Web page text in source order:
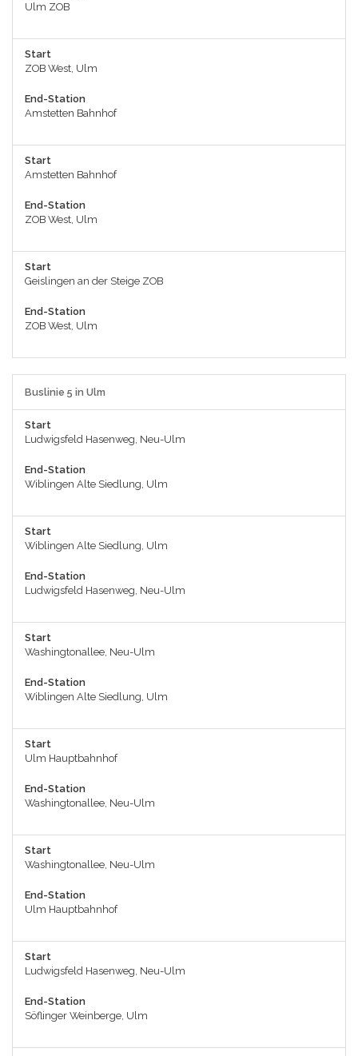
Ulm ZOB
Start
ZOB West, Ulm
End-Station
Amstetten Bahnhof
Start
Amstetten Bahnhof
End-Station
ZOB West, Ulm
Start
Geislingen an der Steige ZOB
End-Station
ZOB West, Ulm
Buslinie 5 in Ulm
Start
Ludwigsfeld Hasenweg, Neu-Ulm
End-Station
Wiblingen Alte Siedlung, Ulm
Start
Wiblingen Alte Siedlung, Ulm
End-Station
Ludwigsfeld Hasenweg, Neu-Ulm
Start
Washingtonallee, Neu-Ulm
End-Station
Wiblingen Alte Siedlung, Ulm
Start
Ulm Hauptbahnhof
End-Station
Washingtonallee, Neu-Ulm
Start
Washingtonallee, Neu-Ulm
End-Station
Ulm Hauptbahnhof
Start
Ludwigsfeld Hasenweg, Neu-Ulm
End-Station
Söflinger Weinberge, Ulm